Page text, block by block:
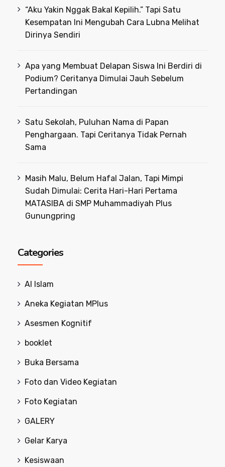
“Aku Yakin Nggak Bakal Kepilih.” Tapi Satu
Kesempatan Ini Mengubah Cara Lubna Melihat
Dirinya Sendiri
Apa yang Membuat Delapan Siswa Ini Berdiri di
Podium? Ceritanya Dimulai Jauh Sebelum
Pertandingan
Satu Sekolah, Puluhan Nama di Papan
Penghargaan. Tapi Ceritanya Tidak Pernah
Sama
Masih Malu, Belum Hafal Jalan, Tapi Mimpi
Sudah Dimulai: Cerita Hari-Hari Pertama
MATASIBA di SMP Muhammadiyah Plus
Gunungpring
Categories
Al Islam
Aneka Kegiatan MPlus
Asesmen Kognitif
booklet
Buka Bersama
Foto dan Video Kegiatan
Foto Kegiatan
GALERY
Gelar Karya
Kesiswaan